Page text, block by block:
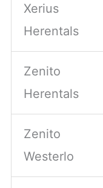
Xerius
Herentals
Zenito
Herentals
Zenito
Westerlo